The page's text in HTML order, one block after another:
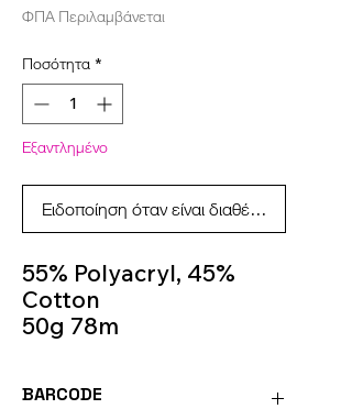
ΦΠΑ Περιλαμβάνεται
Ποσότητα *
Εξαντλημένο
Ειδοποίηση όταν είναι διαθέσιμο
55% Polyacryl, 45%
Cotton
50g 78m
Colour 37
BARCODE